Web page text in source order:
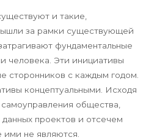
и такие,
за рамки существующей
фундаментальные
человека. Эти инициативы
сторонников с каждым годом.
концептуальными. Исходя
общества,
проектов и отсечем
ими не являются.